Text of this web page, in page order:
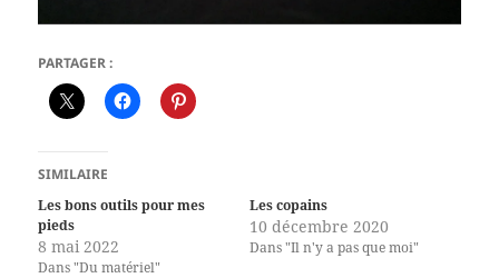
PARTAGER :
SIMILAIRE
Les bons outils pour mes
pieds
8 mai 2022
Dans "Du matériel"
Les copains
10 décembre 2020
Dans "Il n'y a pas que moi"